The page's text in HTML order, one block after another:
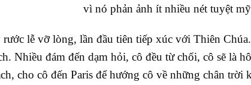
vì nó phản ảnh ít nhiều nét tuyệt
lễ vỡ lòng, lần đầu tiên tiếp xúc với Thiên
Nhiều đám đến dạm hỏi, cô đều từ chối, cô sẽ là
cho cô đến Paris để hướng cô về những chân